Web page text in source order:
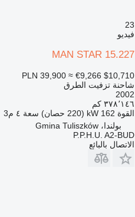
23
فيديو
MAN STAR 15.227
$10,710
PLN 39,900 ≈ €9,266
شاحنة تزفيت الطرق
2002
٣٧٨٬١٤٦ كم
القوة 162 kW (220 حصان) سعة ٤ م3
بولندا، Gmina Tuliszków
P.P.H.U. A2-BUD
الاتصال بالبائع